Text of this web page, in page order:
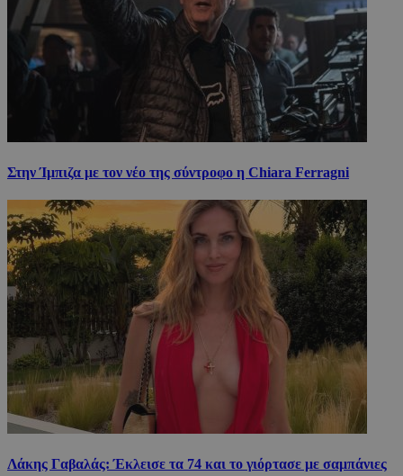
Στην Ίμπιζα με τον νέο της σύντροφο η Chiara Ferragni
Λάκης Γαβαλάς: Έκλεισε τα 74 και το γιόρτασε με σαμπάνιες